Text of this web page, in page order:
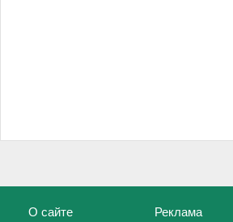
О сайте Реклама